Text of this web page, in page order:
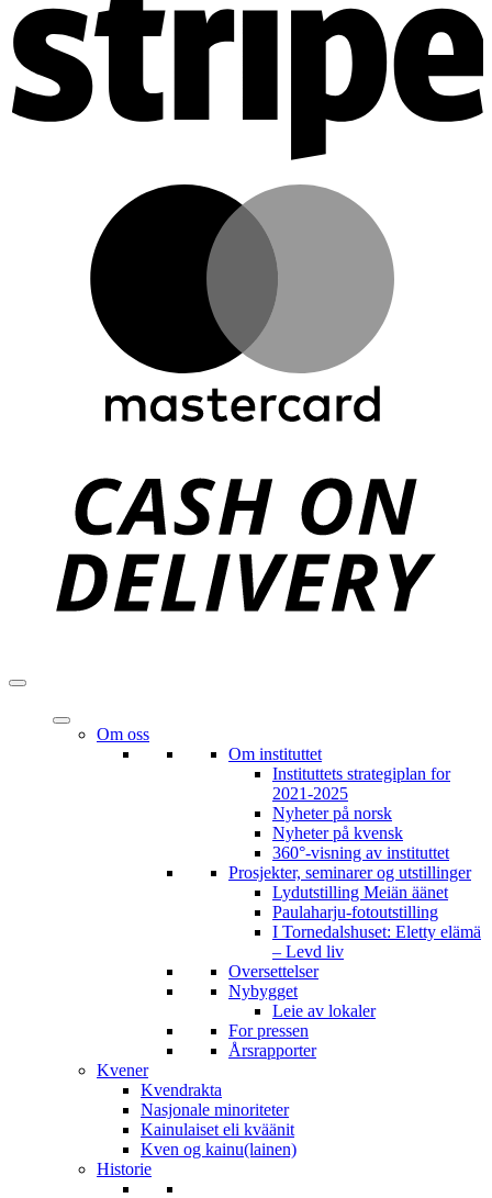
Om oss
Om instituttet
Instituttets strategiplan for
2021-2025
Nyheter på norsk
Nyheter på kvensk
360°-visning av instituttet
Prosjekter, seminarer og utstillinger
Lydutstilling Meiän äänet
Paulaharju-fotoutstilling
I Tornedalshuset: Eletty elämä
– Levd liv
Oversettelser
Nybygget
Leie av lokaler
For pressen
Årsrapporter
Kvener
Kvendrakta
Nasjonale minoriteter
Kainulaiset eli kväänit
Kven og kainu(lainen)
Historie